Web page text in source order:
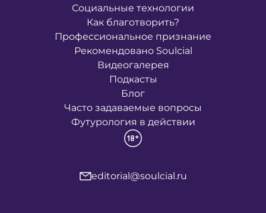
Социальные технологии
Как благотворить?
Профессиональное признание
Рекомендовано Soulcial
Видеогалерея
Подкасты
Блог
Часто задаваемые вопросы
Футурология в действии
editorial@soulcial.ru